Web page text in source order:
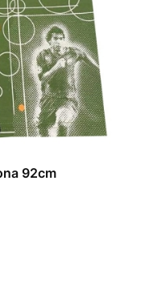
92cm